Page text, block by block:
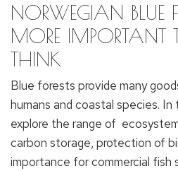
NORWEGIAN BLUE
MORE
THINK
Blue forests provide many
humans and coastal species. In
explore the range of
carbon storage, protection of
importance for commercial fish